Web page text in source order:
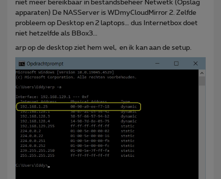
niet meer bereikbaar in bestandsbeheer Netwetk (Opslag
apparaten) De NASServer is WDmyCloudMirror 2. Zelfde
probleem op Desktop en 2 laptops… dus Internetbox doet
niet hetzelfde als BBox3...
arp op de desktop ziet hem wel, en ik kan aan de setup.